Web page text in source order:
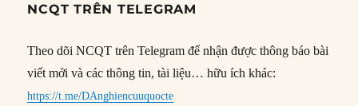
NCQT TRÊN TELEGRAM
Theo dõi NCQT trên Telegram để nhận được thông báo bài
viết mới và các thông tin, tài liệu… hữu ích khác:
https://t.me/DAnghiencuuquocte